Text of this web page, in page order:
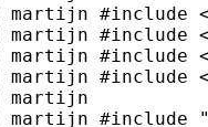
martijn
martijn
martijn
martijn
martijn
martijn